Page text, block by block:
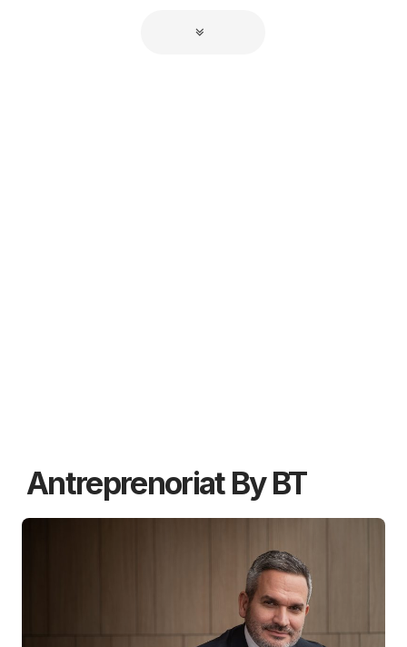
Antreprenoriat By BT